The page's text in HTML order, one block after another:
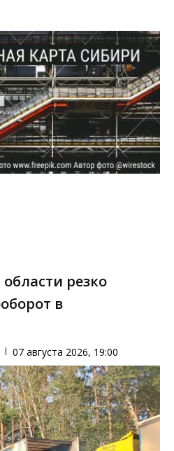
резко
в
07 августа 2026, 19:00